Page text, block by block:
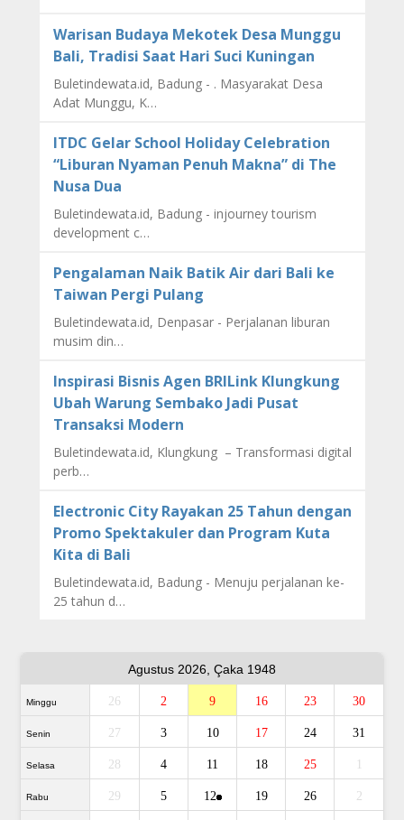
Warisan Budaya Mekotek Desa Munggu
Bali, Tradisi Saat Hari Suci Kuningan
Buletindewata.id, Badung - . Masyarakat Desa
Adat Munggu, K…
ITDC Gelar School Holiday Celebration
“Liburan Nyaman Penuh Makna” di The
Nusa Dua
Buletindewata.id, Badung - injourney tourism
development c…
Pengalaman Naik Batik Air dari Bali ke
Taiwan Pergi Pulang
Buletindewata.id, Denpasar - Perjalanan liburan
musim din…
Inspirasi Bisnis Agen BRILink Klungkung
Ubah Warung Sembako Jadi Pusat
Transaksi Modern
Buletindewata.id, Klungkung – Transformasi digital
perb…
Electronic City Rayakan 25 Tahun dengan
Promo Spektakuler dan Program Kuta
Kita di Bali
Buletindewata.id, Badung - Menuju perjalanan ke-
25 tahun d…
Agustus 2026, Çaka 1948
Minggu 26 2 9 16 23 30
Senin 27 3 10 17 24 31
Selasa 28 4 11 18 25
Rabu 29 5 12 19 26 2